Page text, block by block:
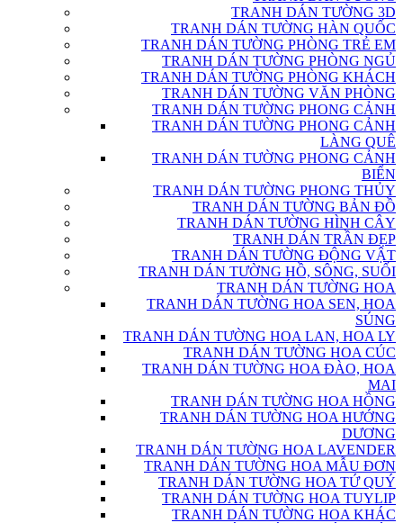
TRANH DÁN TƯỜNG 3D
TRANH DÁN TƯỜNG HÀN QUỐC
TRANH DÁN TƯỜNG PHÒNG TRẺ EM
TRANH DÁN TƯỜNG PHÒNG NGỦ
TRANH DÁN TƯỜNG PHÒNG KHÁCH
TRANH DÁN TƯỜNG VĂN PHÒNG
TRANH DÁN TƯỜNG PHONG CẢNH
TRANH DÁN TƯỜNG PHONG CẢNH
LÀNG QUÊ
TRANH DÁN TƯỜNG PHONG CẢNH
BIỂN
TRANH DÁN TƯỜNG PHONG THỦY
TRANH DÁN TƯỜNG BẢN ĐỒ
TRANH DÁN TƯỜNG HÌNH CÂY
TRANH DÁN TRẦN ĐẸP
TRANH DÁN TƯỜNG ĐỘNG VẬT
TRANH DÁN TƯỜNG HỒ, SÔNG, SUỐI
TRANH DÁN TƯỜNG HOA
TRANH DÁN TƯỜNG HOA SEN, HOA
SÚNG
TRANH DÁN TƯỜNG HOA LAN, HOA LY
TRANH DÁN TƯỜNG HOA CÚC
TRANH DÁN TƯỜNG HOA ĐÀO, HOA
MAI
TRANH DÁN TƯỜNG HOA HỒNG
TRANH DÁN TƯỜNG HOA HƯỚNG
DƯƠNG
TRANH DÁN TƯỜNG HOA LAVENDER
TRANH DÁN TƯỜNG HOA MẪU ĐƠN
TRANH DÁN TƯỜNG HOA TỨ QUÝ
TRANH DÁN TƯỜNG HOA TUYLIP
TRANH DÁN TƯỜNG HOA KHÁC